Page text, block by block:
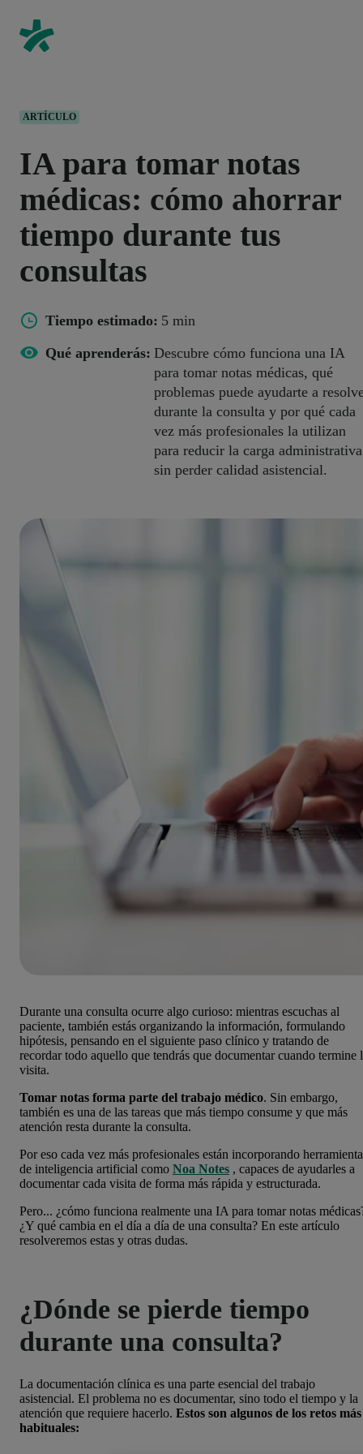
ARTÍCULO
IA para tomar notas
médicas: cómo ahorrar
tiempo durante tus
consultas
Tiempo estimado: 5 min
Qué aprenderás: Descubre cómo funciona una IA
para tomar notas médicas, qué
problemas puede ayudarte a
durante la consulta y por qué cada
vez más profesionales la utilizan
para reducir la carga administrativa
sin perder calidad asistencial.
Durante una consulta ocurre algo curioso: mientras escuchas al
paciente, también estás organizando la información, formulando
hipótesis, pensando en el siguiente paso clínico y tratando de
recordar todo aquello que tendrás que documentar cuando termine
visita.
Tomar notas forma parte del trabajo médico. Sin embargo,
también es una de las tareas que más tiempo consume y que más
atención resta durante la consulta.
Por eso cada vez más profesionales están incorporando
de inteligencia artificial como Noa Notes , capaces de ayudarles a
documentar cada visita de forma más rápida y estructurada.
Pero... ¿cómo funciona realmente una IA para tomar notas
¿Y qué cambia en el día a día de una consulta? En este artículo
resolveremos estas y otras dudas.
¿Dónde se pierde tiempo
durante una consulta?
La documentación clínica es una parte esencial del trabajo
asistencial. El problema no es documentar, sino todo el tiempo y la
atención que requiere hacerlo. Estos son algunos de los retos más
habituales: